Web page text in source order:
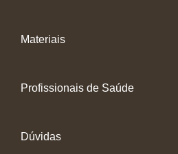
Materiais
Profissionais de Saúde
Dúvidas